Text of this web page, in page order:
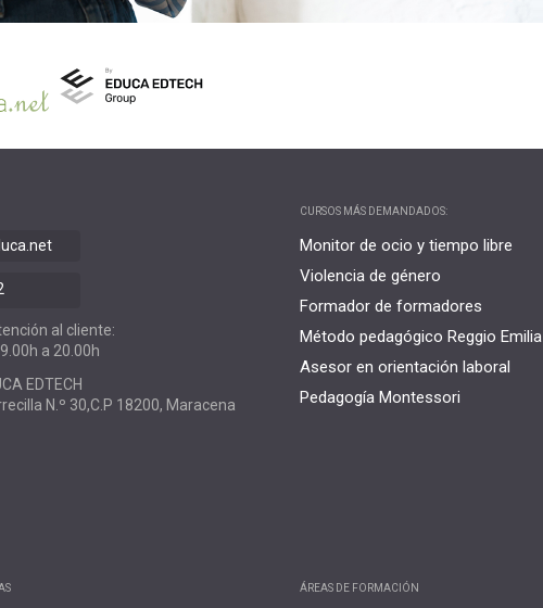
al cliente:
a 20.00h
EDTECH
N.º 30,C.P 18200, Maracena
CURSOS MÁS DEMANDADOS:
Monitor de ocio y tiempo libre
Violencia de género
Formador de formadores
Método pedagógico Reggio Emilia
Asesor en orientación laboral
Pedagogía Montessori
ÁREAS DE FORMACIÓN